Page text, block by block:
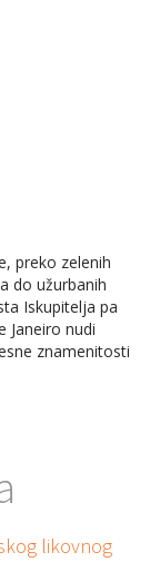
preko zelenih
do užurbanih
Iskupitelja pa
Janeiro nudi
znamenitosti
likovnog